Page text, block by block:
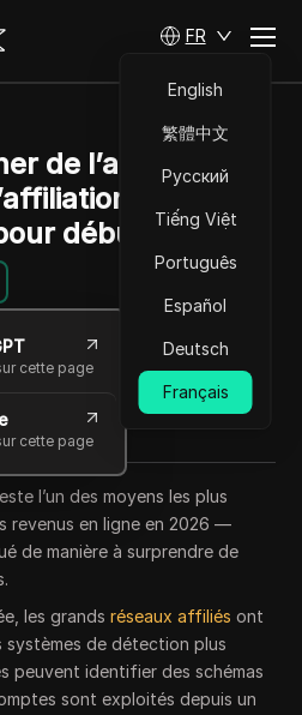
FR
English
繁體中文
Русский
Tiếng Việt
Português
Español
Deutsch
Français
de l’argent avec
en 2026 :
débutants
cette page
cette page
de lecture
l’un des moyens les plus
revenus en ligne en 2026 —
de manière à surprendre de
les grandsréseaux affiliés ont
de détection plus
peuvent identifier des schémas
sont exploités depuis un